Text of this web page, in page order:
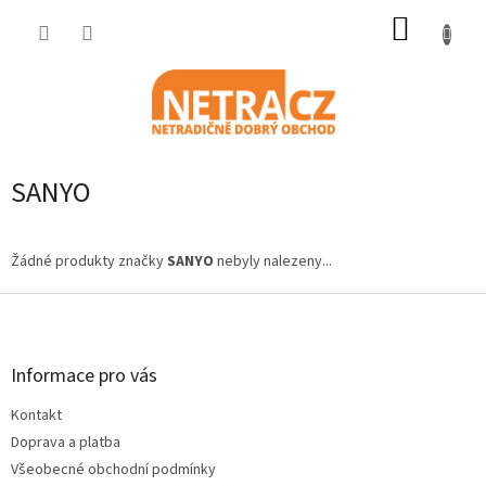
SANYO
Žádné produkty značkySANYO nebyly nalezeny...
Z
Informace pro vás
Kontakt
Doprava a platba
Všeobecné obchodní podmínky